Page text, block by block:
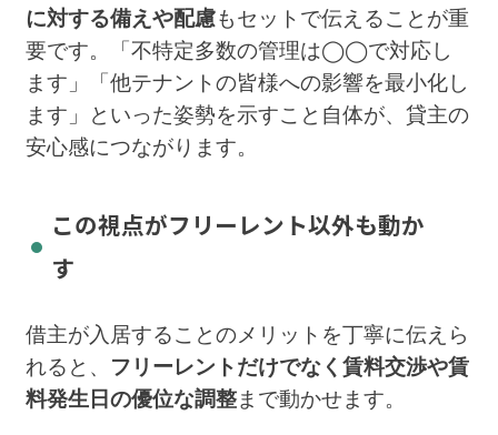
に対する備えや配慮もセットで伝えることが重
要です。「不特定多数の管理は◯◯で対応し
ます」「他テナントの皆様への影響を最小化し
ます」といった姿勢を示すこと自体が、貸主の
安心感につながります。
この視点がフリーレント以外も動か
す
借主が入居することのメリットを丁寧に伝えら
れると、 フリーレントだけでなく賃料交渉や賃
料発生日の優位な調整まで動かせます。